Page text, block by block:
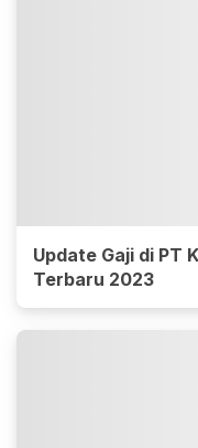
Update Gaji di PT
Terbaru 2023